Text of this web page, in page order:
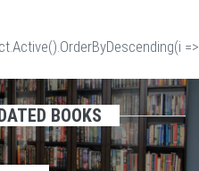
=>
BOOKS